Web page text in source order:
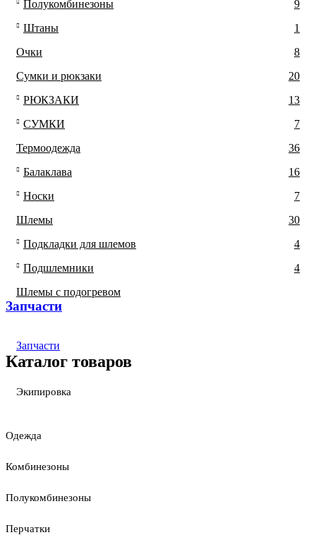
Полукомбинезоны
9
Штаны
1
Очки
8
Сумки и рюкзаки
20
РЮКЗАКИ
13
СУМКИ
7
Термоодежда
36
Балаклава
16
Носки
7
Шлемы
30
Подкладки для шлемов
4
Подшлемники
4
Шлемы с подогревом
Запчасти​
Запчасти
Каталог товаров
Экипировка
Одежда
Комбинезоны
Полукомбинезоны
Перчатки